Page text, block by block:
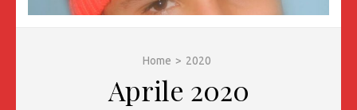
Home > 2020
Aprile 2020